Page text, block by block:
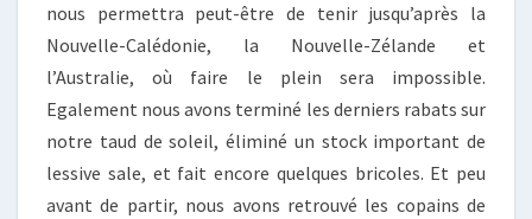
nous permettra peut-être de tenir jusqu’après la
Nouvelle-Calédonie, la Nouvelle-Zélande et
l’Australie, où faire le plein sera impossible.
Egalement nous avons terminé les derniers rabats sur
notre taud de soleil, éliminé un stock important de
lessive sale, et fait encore quelques bricoles. Et peu
avant de partir, nous avons retrouvé les copains de